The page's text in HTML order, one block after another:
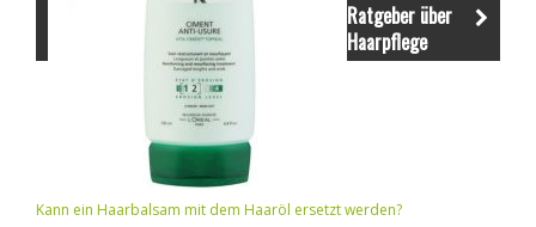
Ratgeber über
Haarpflege
Kann ein Haarbalsam mit dem Haaröl ersetzt werden?